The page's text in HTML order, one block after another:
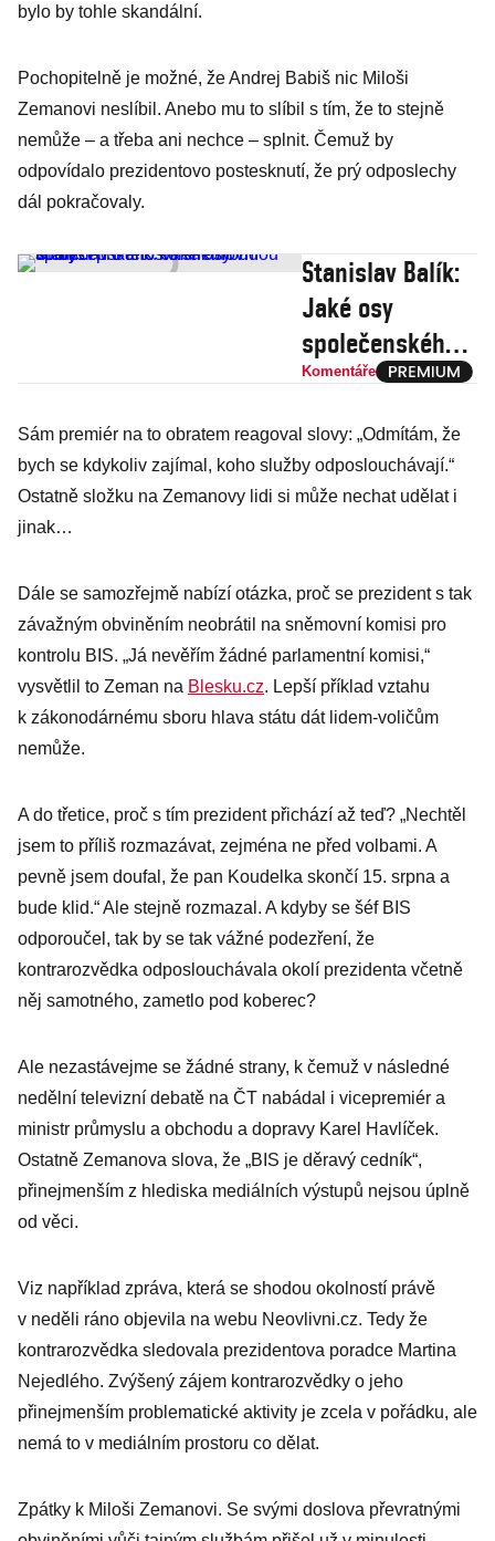
bylo by tohle skandální.
Pochopitelně je možné, že Andrej Babiš nic Miloši
Zemanovi neslíbil. Anebo mu to slíbil s tím, že to stejně
nemůže – a třeba ani nechce – splnit. Čemuž by
odpovídalo prezidentovo postesknutí, že prý odposlechy
dál pokračovaly.
Stanislav Balík:
Jaké osy
společenského
konfliktu budou
letošní
sněmovní volby?
Komentáře
Sám premiér na to obratem reagoval slovy: „Odmítám, že
bych se kdykoliv zajímal, koho služby odposlouchávají.“
Ostatně složku na Zemanovy lidi si může nechat udělat i
jinak…
Dále se samozřejmě nabízí otázka, proč se prezident s tak
závažným obviněním neobrátil na sněmovní komisi pro
kontrolu BIS. „Já nevěřím žádné parlamentní komisi,“
vysvětlil to Zeman na Blesku.cz. Lepší příklad vztahu
k zákonodárnému sboru hlava státu dát lidem-voličům
nemůže.
A do třetice, proč s tím prezident přichází až teď? „Nechtěl
jsem to příliš rozmazávat, zejména ne před volbami. A
pevně jsem doufal, že pan Koudelka skončí 15. srpna a
bude klid.“ Ale stejně rozmazal. A kdyby se šéf BIS
odporoučel, tak by se tak vážné podezření, že
kontrarozvědka odposlouchávala okolí prezidenta včetně
něj samotného, zametlo pod koberec?
Ale nezastávejme se žádné strany, k čemuž v následné
nedělní televizní debatě na ČT nabádal i vicepremiér a
ministr průmyslu a obchodu a dopravy Karel Havlíček.
Ostatně Zemanova slova, že „BIS je děravý cedník“,
přinejmenším z hlediska mediálních výstupů nejsou úplně
od věci.
Viz například zpráva, která se shodou okolností právě
v neděli ráno objevila na webu Neovlivni.cz. Tedy že
kontrarozvědka sledovala prezidentova poradce Martina
Nejedlého. Zvýšený zájem kontrarozvědky o jeho
přinejmenším problematické aktivity je zcela v pořádku, ale
nemá to v mediálním prostoru co dělat.
Zpátky k Miloši Zemanovi. Se svými doslova převratnými